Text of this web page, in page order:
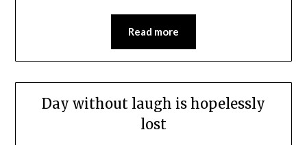
Read more
Day without laugh is hopelessly
lost